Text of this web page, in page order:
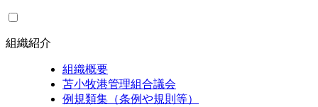
組織紹介
組織概要
苫小牧港管理組合議会
例規類集（条例や規則等）